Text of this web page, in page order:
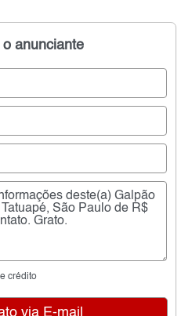
anunciante
crédito
via E-mail